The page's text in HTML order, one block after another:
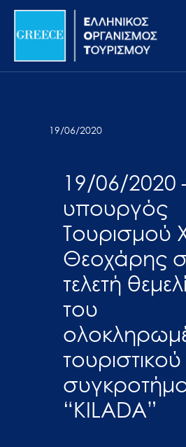
Σημείωση:
ιστότοπος
προσβασιμότητας.
Μετάβαση
περιεχόμενο
19/06/2020
19/06/2020
υπουργός
Τουρισμού
Θεοχάρης
τελετή
του
τουριστικού
“KILADA”